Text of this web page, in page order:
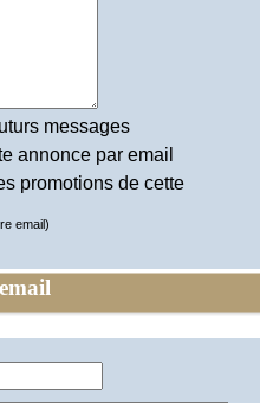
messages
annonce par email
promotions de cette
email)